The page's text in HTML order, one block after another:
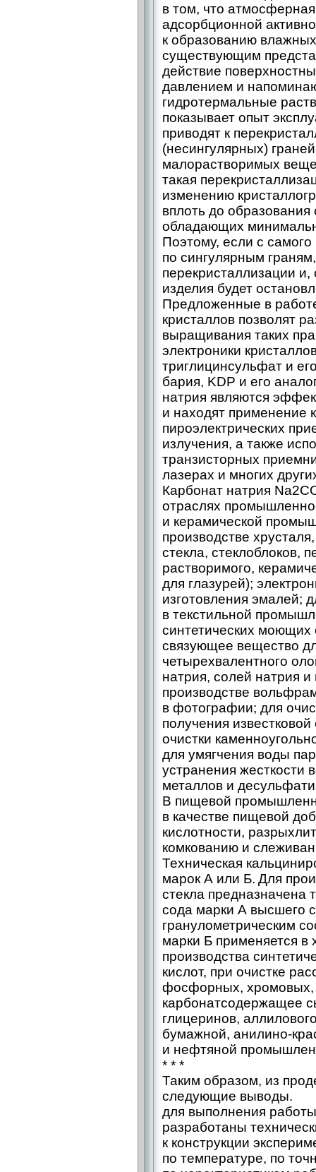
в том, что
адсорбционной
к образованию
существующим
действие
давлением и
гидротермальные
показывает опыт
приводят к
(несингулярных)
малорастворимых
такая
изменению
вплоть до образования
обладающих
Поэтому, если с
по сингулярным
перекристаллизации и,
изделия будет
Предложенные в
кристаллов позволят
выращивания таких
электроники
триглицинсульфат и
бария, KDP и его
натрия являются
и находят применение
пироэлектрических
излучения, а также
транзисторных
лазерах и многих
Карбонат натрия
отраслях
и керамической
производстве
стекла, стеклоблоков,
растворимого,
для глазурей);
изготовления эмалей;
в текстильной
синтетических моющих
связующее вещество
четырехвалентного
натрия, солей натрия и
производстве
в фотографии; для
получения
очистки
для умягчения воды
устранения жесткости
металлов и
В пищевой
в качестве пищевой
кислотности,
комкованию и
Техническая
марок А или Б. Для
стекла предназначена
сода марки А высшего
гранулометрическим
марки Б применяется
производства
кислот, при очистке
фосфорных, хромовых,
карбонатсодержащее
глицеринов,
бумажной, анилино-­
и нефтяной
* * *
Таким образом, из
следующие выводы.
для выполнения
разработаны
к конструкции
по температуре, по